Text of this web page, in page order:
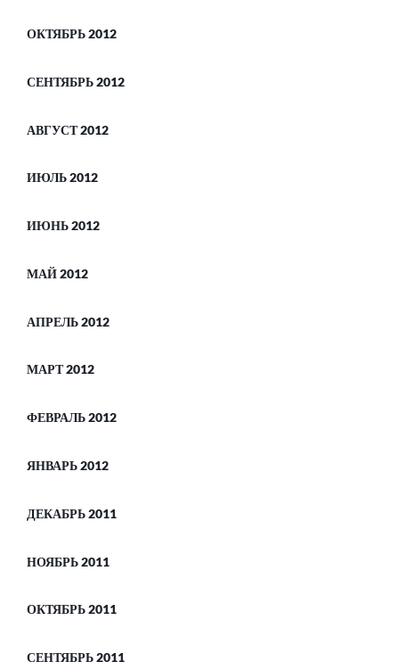
ОКТЯБРЬ 2012
СЕНТЯБРЬ 2012
АВГУСТ 2012
ИЮЛЬ 2012
ИЮНЬ 2012
МАЙ 2012
АПРЕЛЬ 2012
МАРТ 2012
ФЕВРАЛЬ 2012
ЯНВАРЬ 2012
ДЕКАБРЬ 2011
НОЯБРЬ 2011
ОКТЯБРЬ 2011
СЕНТЯБРЬ 2011